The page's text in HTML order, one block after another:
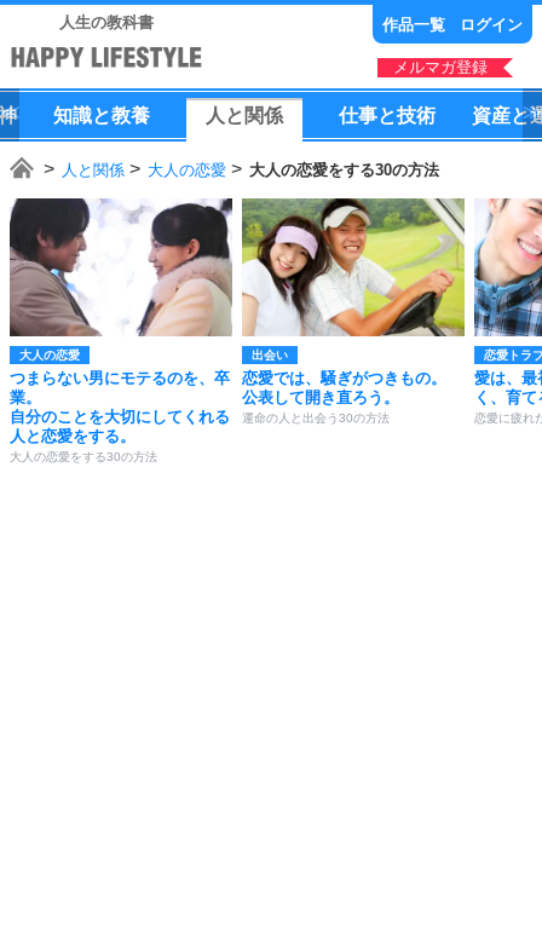
人生の教科書 作品一覧 ログイン
メルマガ登録
知識と教養 人 と 関係 仕事と技術 資産と
人と関係 大人の恋愛 大人の恋愛をする30の方法
大人の恋愛
つまらない男にモテるのを、卒
業。
自分のことを大切にしてくれる
人と恋愛をする。
大人の恋愛をする30の方法
出会い
恋愛では、騒ぎがつきもの。
公表して開き直ろう。
運命の人と出会う30の方法
恋愛トラ
愛は、最
く、育
恋愛に疲れ